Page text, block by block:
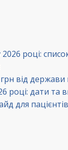
році:
від
році: дати та
для пацієнтів